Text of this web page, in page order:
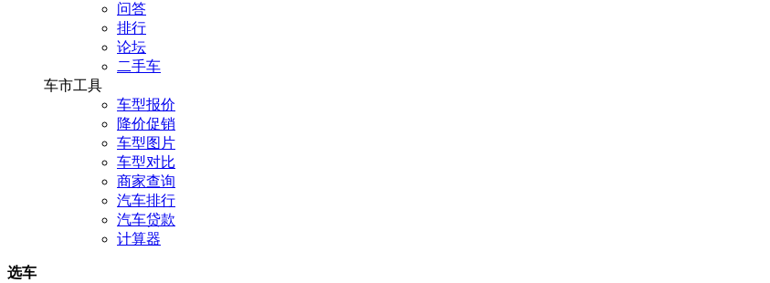
问答
排行
论坛
二手车
车市工具
车型报价
降价促销
车型图片
车型对比
商家查询
汽车排行
汽车贷款
计算器
选车